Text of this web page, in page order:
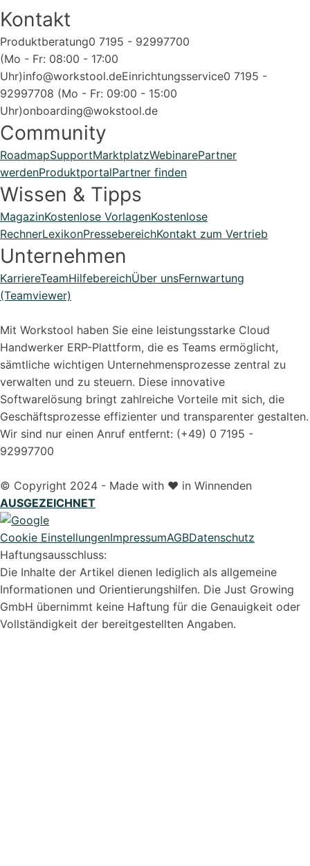
Kontakt
Produktberatung0 7195 - 92997700
(Mo - Fr: 08:00 - 17:00
Uhr)info@workstool.deEinrichtungsservice0 7195 -
92997708 (Mo - Fr: 09:00 - 15:00
Uhr)onboarding@wokstool.de
Community
RoadmapSupportMarktplatzWebinarePartner
werdenProduktportalPartner finden
Wissen & Tipps
MagazinKostenlose VorlagenKostenlose
RechnerLexikonPressebereichKontakt zum Vertrieb
Unternehmen
KarriereTeamHilfebereichÜber unsFernwartung
(Teamviewer)
Mit Workstool haben Sie eine leistungsstarke Cloud
Handwerker ERP-Plattform, die es Teams ermöglicht,
sämtliche wichtigen Unternehmensprozesse zentral zu
verwalten und zu steuern. Diese innovative
Softwarelösung bringt zahlreiche Vorteile mit sich, die
Geschäftsprozesse effizienter und transparenter gestalten.
Wir sind nur einen Anruf entfernt: (+49) 0 7195 -
92997700
© Copyright 2024 - Made with ❤️ in Winnenden
AUSGEZEICHNET
Cookie EinstellungenImpressumAGBDatenschutz
Haftungsausschluss:
Die Inhalte der Artikel dienen lediglich als allgemeine
Informationen und Orientierungshilfen. Die Just Growing
GmbH übernimmt keine Haftung für die Genauigkeit oder
Vollständigkeit der bereitgestellten Angaben.
Syvera Accessify